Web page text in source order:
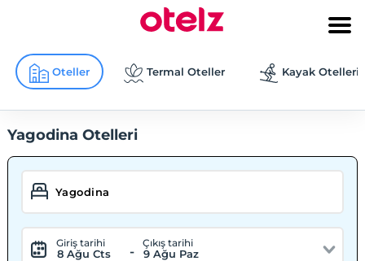
Oteller Termal Oteller Kayak Otelleri
Yagodina Otelleri
Giriş tarihi
8 Ağu Cts -
Çıkış tarihi
9 Ağu Paz